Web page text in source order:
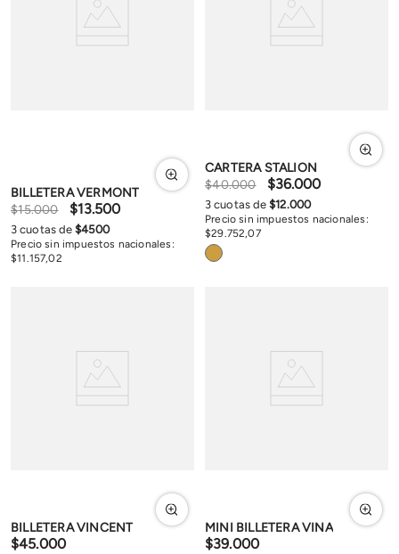
BILLETERA VERMONT
$15.000 $13.500
Precio sin impuestos nacionales:
$11 157,02
3 cuotas de$4500
CARTERA STALION
$40.000 $36.000
Precio sin impuestos nacionales:
$29.752,07
3 cuotas de$12.000
BILLETERA VINCENT
$45.000
MINI BILLETERA VINA
$39.000